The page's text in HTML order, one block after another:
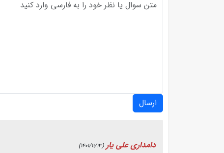
ارسال
دامداری علی یار (1401/11/13)